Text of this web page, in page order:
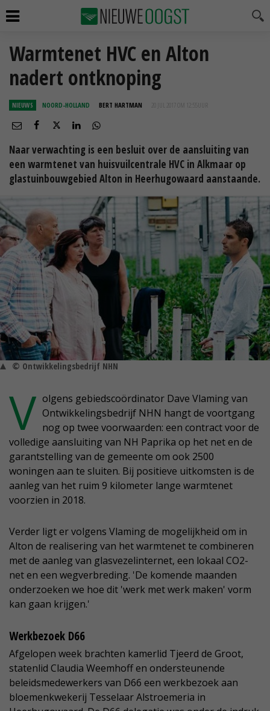
Warmtenet HVC en Alton
nadert ontknoping
NIEUWS NOORD-HOLLAND BERT HARTMAN 20 JUL 2017 OM 12:55
Naar verwachting is een besluit over de aansluiting van
een warmtenet van huisvuilcentrale HVC in Alkmaar op
glastuinbouwgebied Alton in Heerhugowaard aanstaande.
© Ontwikkelingsbedrijf NHN
V olgens gebiedscoördinator Dave Vlaming van
Ontwikkelingsbedrijf NHN hangt de voortgang
nog op twee voorwaarden: een contract voor de
volledige aansluiting van NH Paprika op het net en de
garantstelling van de gemeente om ook 2500
woningen aan te sluiten. Bij positieve uitkomsten is de
aanleg van het ruim 9 kilometer lange warmtenet
voorzien in 2018.
Verder ligt er volgens Vlaming de mogelijkheid om in
Alton de realisering van het warmtenet te combineren
met de aanleg van glasvezelinternet, een lokaal CO2-
net en een wegverbreding. 'De komende maanden
onderzoeken we hoe dit 'werk met werk maken' vorm
kan gaan krijgen.'
Werkbezoek D66
Afgelopen week brachten kamerlid Tjeerd de Groot,
statenlid Claudia Weemhoff en ondersteunende
beleidsmedewerkers van D66 een werkbezoek aan
bloemenkwekerij Tesselaar Alstroemeria in